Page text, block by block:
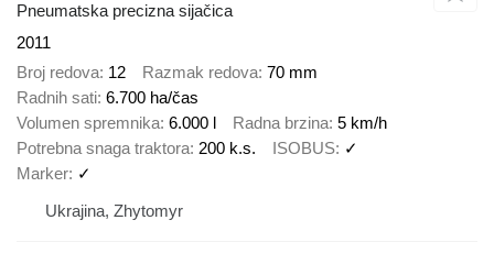
Pneumatska precizna sijačica
2011
Broj redova 12 Razmak redova 70 mm
Radnih sati 6.700 ha/čas
Volumen spremnika 6.000 l Radna brzina 5 km/h
Potrebna snaga traktora 200 k.s. ISOBUS ✓
Marker ✓
Ukrajina, Zhytomyr